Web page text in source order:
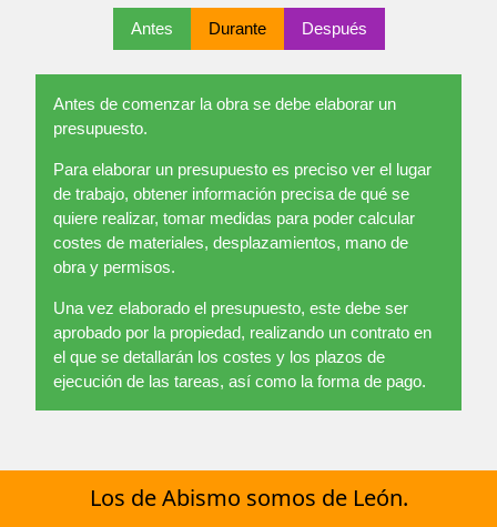
Antes Durante Después
Antes de comenzar la obra se debe elaborar un
presupuesto.
Para elaborar un presupuesto es preciso ver el lugar
de trabajo, obtener información precisa de qué se
quiere realizar, tomar medidas para poder calcular
costes de materiales, desplazamientos, mano de
obra y permisos.
Una vez elaborado el presupuesto, este debe ser
aprobado por la propiedad, realizando un contrato en
el que se detallarán los costes y los plazos de
ejecución de las tareas, así como la forma de pago.
Los de Abismo somos de León.